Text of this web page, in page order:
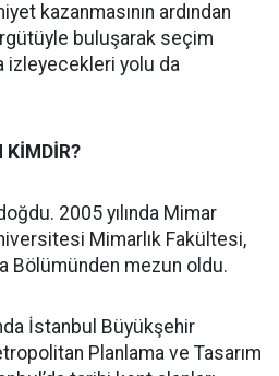
kazanmasının ardından
buluşarak seçim
izleyecekleri yolu da
KİMDİR?
2005 yılında Mimar
Mimarlık Fakültesi,
Bölümünden mezun oldu.
İstanbul Büyükşehir
Planlama ve Tasarım